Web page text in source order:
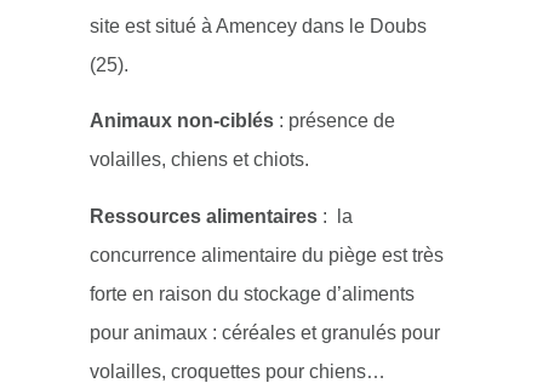
site est situé à Amencey dans le Doubs
(25).
Animaux non-ciblés : présence de
volailles, chiens et chiots.
Ressources alimentaires : la
concurrence alimentaire du piège est très
forte en raison du stockage d’aliments
pour animaux : céréales et granulés pour
volailles, croquettes pour chiens…